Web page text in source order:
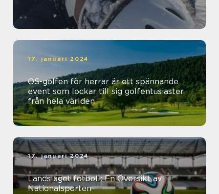
17. januari 2024
OS-golfen för herrar är ett spännande
event som lockar till sig golfentusiaster
från hela världen
17. januari 2024
Landslaget fotboll: En Översikt av
Nationalsporten